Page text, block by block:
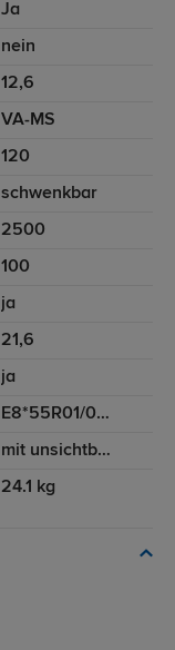
Ja
nein
12,6
VA-MS
120
schwenkbar
2500
100
ja
21,6
ja
E8*55R01/06*11296*00
mit unsichtbarem Ausschnitt für Stoßstange
24.1 kg